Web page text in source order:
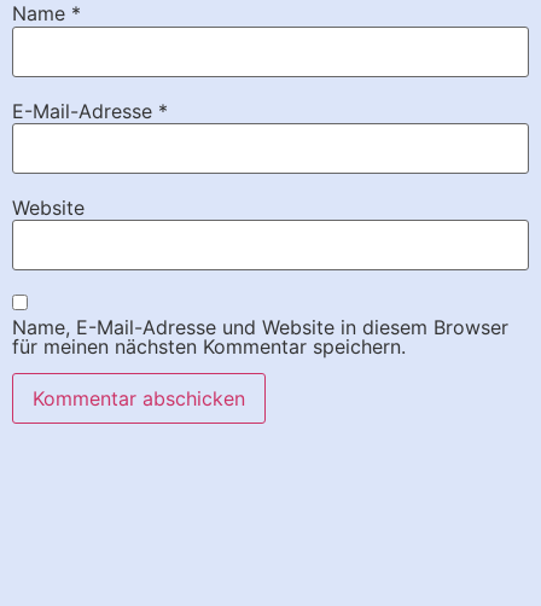
Name *
E-Mail-Adresse *
Website
Name, E-Mail-Adresse und Website in diesem Browser
für meinen nächsten Kommentar speichern.